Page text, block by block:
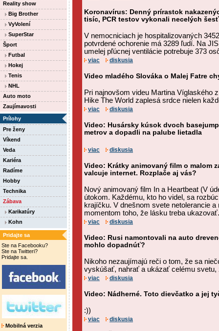
Reality show
Big Brother
VyVolení
SuperStar
Šport
Futbal
Hokej
Tenis
NHL
Auto moto
Zaujímavosti
Prílohy
Pre ženy
Víkend
Veda
Kariéra
Radíme
Hobby
Technika
Zábava
Karikatúry
Kohn
Pridajte sa
Ste na Facebooku?
Ste na Twitteri?
Pridajte sa.
Mobilná verzia
Koronavírus: Denný prírastok
tisíc, PCR testov vykonali necelých
V nemocniciach je hospitalizovaných
potvrdené ochorenie má 3289 ľudí. Na
umelej pľúcnej ventilácie potrebuje 373
viac diskusia
Video mladého Slováka o Malej Fatre
Pri najnovšom videu Martina Víglaského
Hike The World zaplesá srdce nielen
viac diskusia
Video: Husársky kúsok dvoch
metrov a dopadli na palube lietadla
viac diskusia
Video: Krátky animovaný film o malom
valcuje internet. Rozplače aj vás?
Nový animovaný film In a Heartbeat (V
útokom. Každému, kto ho videl, sa
krajíčku. V dnešnom svete netolerancie
momentom toho, že lásku treba ukazovať.
viac diskusia
Video: Rusi namontovali na auto
mohlo dopadnúť?
Nikoho nezaujímajú reči o tom, že sa
vyskúšať, nahrať a ukázať celému svetu,
viac diskusia
Video: Nádherné. Toto dievčatko a jej
:))
viac diskusia